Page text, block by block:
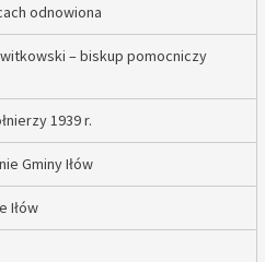
odnowiona
– biskup pomocniczy
1939 r.
Gminy Iłów
Iłów